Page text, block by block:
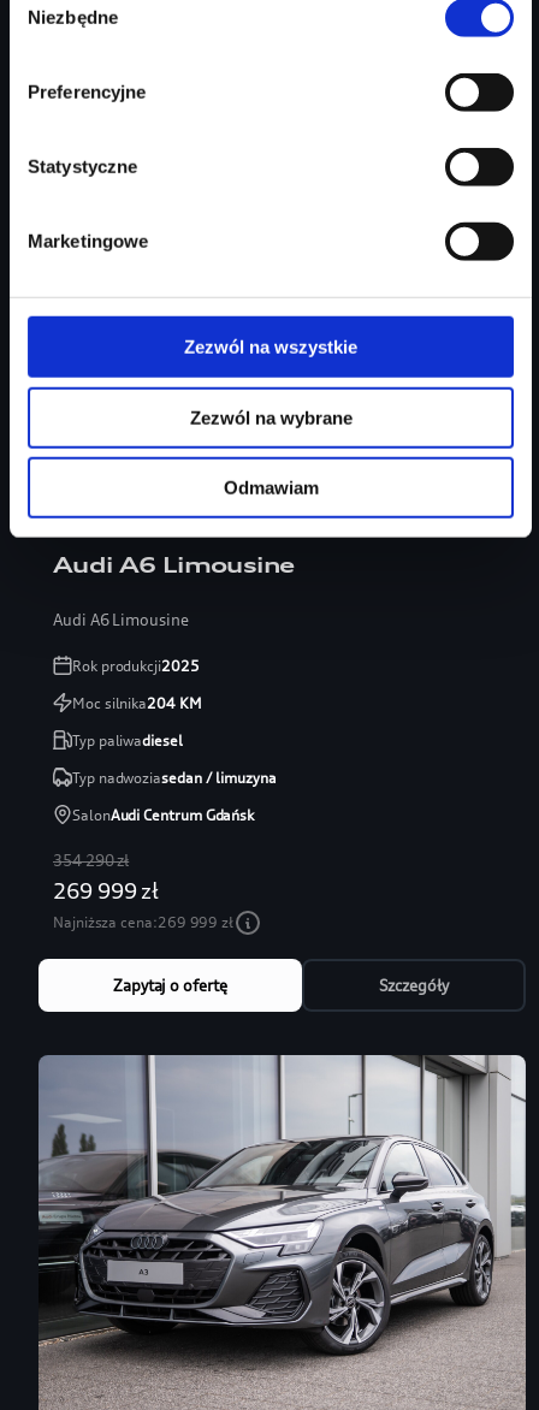
zgody
Niezbędne
Preferencyjne
Statystyczne
Marketingowe
Zezwól na wszystkie
Zezwól na wybrane
Odmawiam
Najniższa cena:
Zapytaj o ofertę Szczegóły
Audi A6 Limousine
Audi A6 Limousine
Rok produkcji2025
Moc silnika204KM
Typ paliwadiesel
Typ nadwoziasedan / limuzyna
SalonAudi Centrum Gdańsk
354 290 zł
269 999 zł
Najniższa cena:269 999 zł
Zapytaj o ofertę Szczegóły